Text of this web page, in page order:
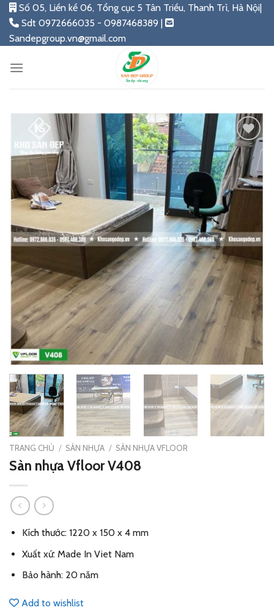
Skip
content
Số 05, Liền kề 06, Tổng cục 5 Tân Triều, Thanh Trì, Hà Nội|
Sdt 0972666035 - 0987468389 |
Sandepgroup.vn@gmail.com
Add
to
wishlist
TRANG CHỦ / SÀN NHỰA / SÀN NHỰA VFLOOR
Sàn nhựa Vfloor V408
Kích thước: 1220 x 150 x 4 mm
Xuất xứ: Made In Viet Nam
Bảo hành: 20 năm
Add to wishlist